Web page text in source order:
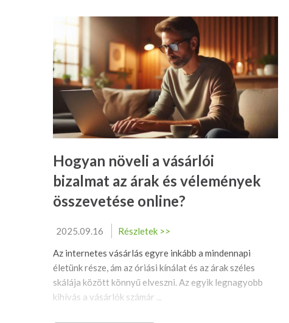
Hogyan növeli a vásárlói
bizalmat az árak és vélemények
összevetése online?
2025.09.16
Részletek >>
Az internetes vásárlás egyre inkább a mindennapi
életünk része, ám az óriási kínálat és az árak széles
skálája között könnyű elveszni. Az egyik legnagyobb
kihívás a vásárlók számár ...